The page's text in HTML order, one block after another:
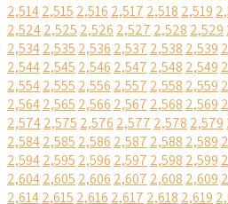
2,5142,515 2,516 2,517 2,518 2,519
2,5242,525 2,526 2,527 2,528 2,529
2,5342,535 2,536 2,537 2,538 2,539
2,5442,545 2,546 2,547 2,548 2,549
2,5542,555 2,556 2,557 2,558 2,559
2,5642,565 2,566 2,567 2,568 2,569
2,5742,575 2,576 2,577 2,578 2,579
2,5842,585 2,586 2,587 2,588 2,589
2,5942,595 2,596 2,597 2,598 2,599
2,6042,605 2,606 2,607 2,608 2,609
2,6142,615 2,616 2,617 2,618 2,619